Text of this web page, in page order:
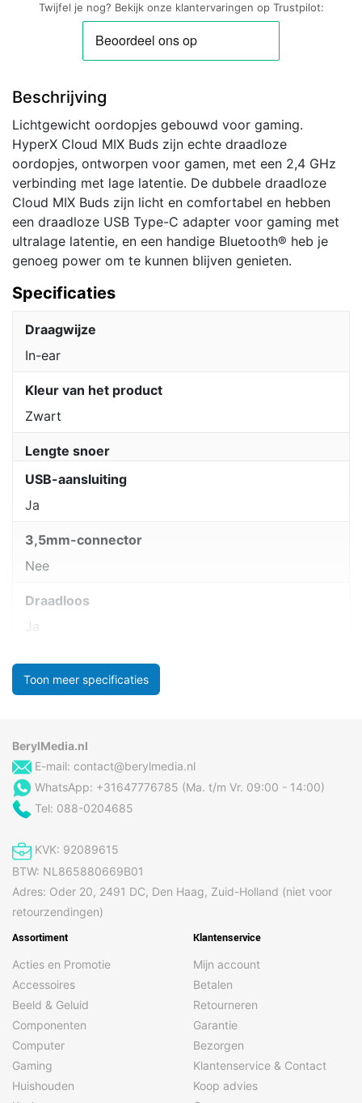
Bluetooth
Zwart
aantal
Twijfel je nog? Bekijk onze klantervaringen op Trustpilot:
Beschrijving
Lichtgewicht oordopjes gebouwd voor gaming.
HyperX Cloud MIX Buds zijn echte draadloze
oordopjes, ontworpen voor gamen, met een 2,4 GHz
verbinding met lage latentie. De dubbele draadloze
Cloud MIX Buds zijn licht en comfortabel en hebben
een draadloze USB Type-C adapter voor gaming met
ultralage latentie, en een handige Bluetooth® heb je
genoeg power om te kunnen blijven genieten.
Specificaties
Draagwijze
In-ear
Kleur van het product
Zwart
Lengte snoer
USB-aansluiting
Ja
3,5mm-connector
Nee
Draadloos
Ja
Toon meer specificaties
BerylMedia.nl
E-mail: contact@berylmedia.nl
WhatsApp: +31647776785 (Ma. t/m Vr. 09:00 - 14:00)
Tel: 088-0204685
KVK: 92089615
BTW: NL865880669B01
Adres: Oder 20, 2491 DC, Den Haag, Zuid-Holland (niet voor
retourzendingen)
Assortiment
Acties en Promotie
Accessoires
Beeld & Geluid
Componenten
Computer
Gaming
Huishouden
Klantenservice
Mijn account
Betalen
Retourneren
Garantie
Bezorgen
Klantenservice & Contact
Koop advies